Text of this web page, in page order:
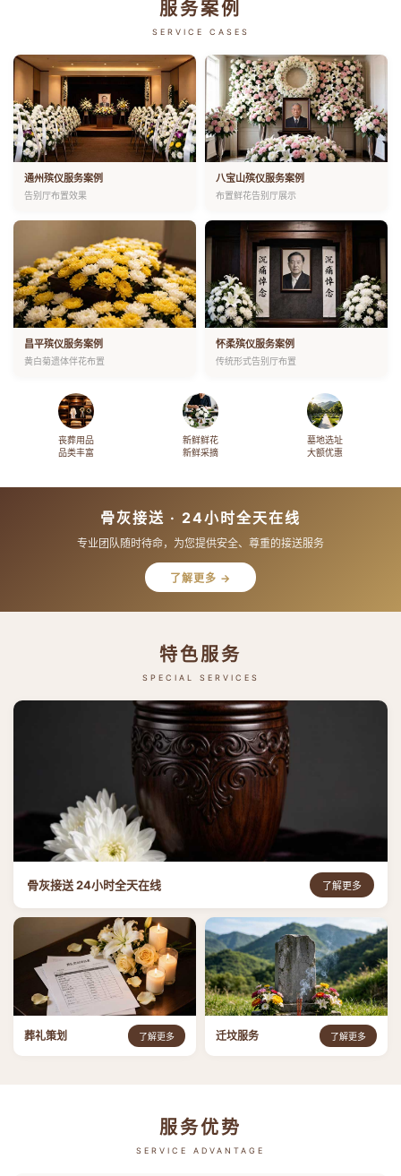
服务案例
SERVICE CASES
通州殡仪服务案例
告别厅布置效果
八宝山殡仪服务案例
布置鲜花告别厅展示
昌平殡仪服务案例
黄白菊遗体伴花布置
怀柔殡仪服务案例
传统形式告别厅布置
丧葬用品
品类丰富
新鲜鲜花
新鲜采摘
墓地选址
大额优惠
骨灰接送 · 24小时全天在线
专业团队随时待命，为您提供安全、尊重的接送服务
了解更多 →
特色服务
SPECIAL SERVICES
骨灰接送 24小时全天在线 了解更多
葬礼策划 了解更多 迁坟服务 了解更多
服务优势
SERVICE ADVANTAGE